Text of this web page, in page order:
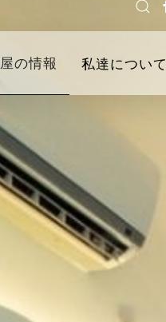
の情報 私達について